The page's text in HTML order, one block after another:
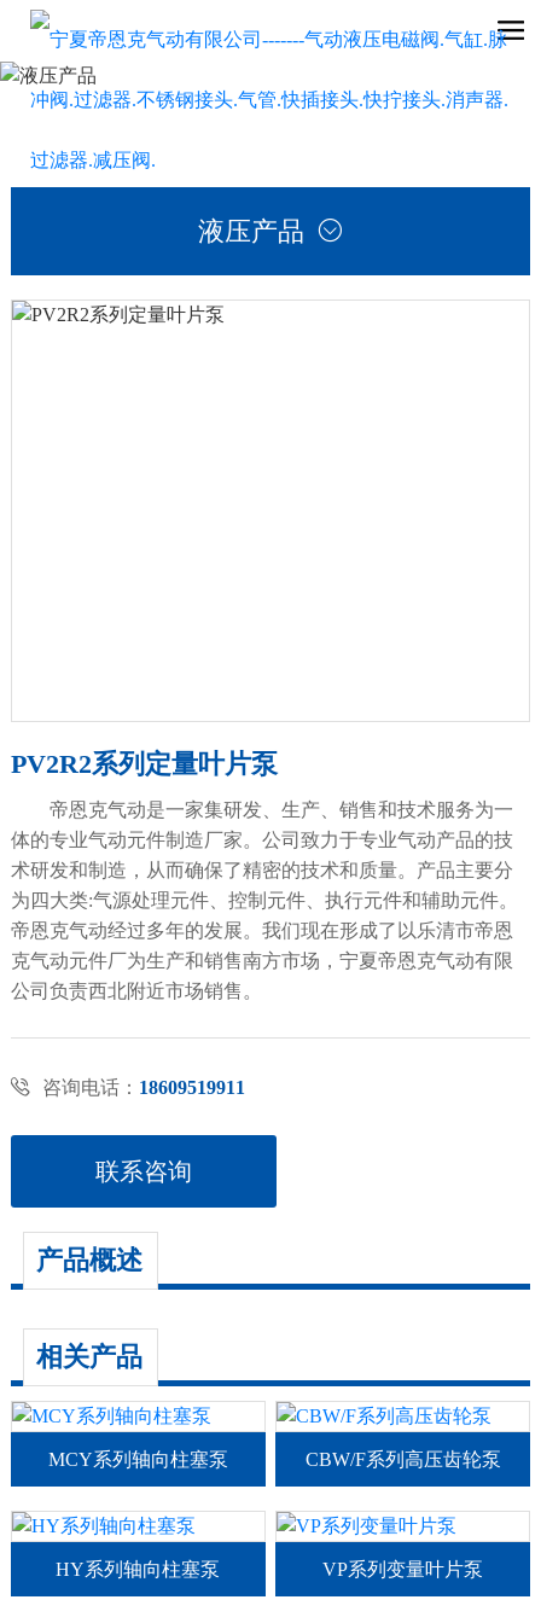
液压产品 
PV2R2系列定量叶片泵
帝恩克气动是一家集研发、生产、销售和技术服务为一
体的专业气动元件制造厂家。公司致力于专业气动产品的技
术研发和制造，从而确保了精密的技术和质量。产品主要分
为四大类:气源处理元件、控制元件、执行元件和辅助元件。
帝恩克气动经过多年的发展。我们现在形成了以乐清市帝恩
克气动元件厂为生产和销售南方市场，宁夏帝恩克气动有限
公司负责西北附近市场销售。
 咨询电话： 18609519911
联系咨询
产品概述
相关产品
CBW/F系列高压齿轮泵
MCY系列轴向柱塞泵
VP系列变量叶片泵
HY系列轴向柱塞泵